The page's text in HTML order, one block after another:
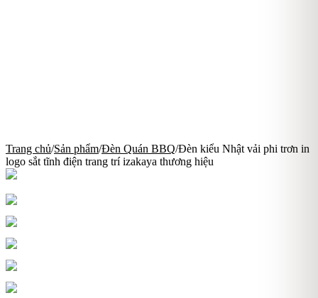
Trang chủ/Sản phẩm/Đèn Quán BBQ/Đèn kiểu Nhật vải phi trơn in
logo sắt tĩnh điện trang trí izakaya thương hiệu